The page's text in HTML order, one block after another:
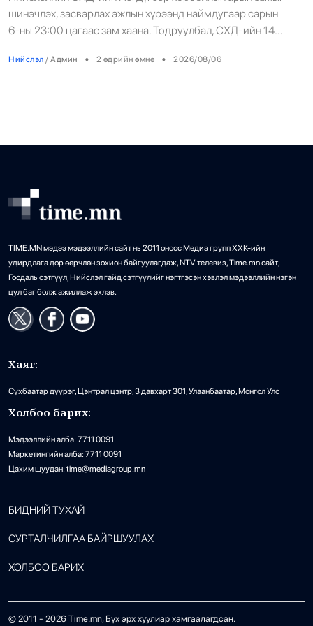
хөндлөн сэтэлгээ хийнэ
шинэчлэх, засварлах ажлын хүрээнд наймдугаар сарын
6-ны 23:00 цагаас зам хаана. Тодруулбал, СХД-ийн 14
байрнаас 12 дугаар байрны чиглэл дагуу борооны ус
Нийслэл / Админ • 2 өдрийн өмнө • 2026/08/06
TIME.MN мэдээ мэдээллийн сайт нь 2011 оноос Медиа групп ХХК-ийн
удирдлага дор өөрчлөн зохион байгуулагдаж, NTV телевиз, Time.mn сайт,
Гоодаль сэтгүүл, Нийслэл гайд сэтгүүлийг нэгтгэсэн хэвлэл мэдээллийн нэгэн
цул баг болж ажиллаж эхлэв.
Хаяг:
Сүхбаатар дүүрэг, Цэнтрал цэнтр, 3 давхарт 301, Улаанбаатар, Монгол Улс
Холбоо барих:
Мэдээллийн алба: 7711 0091
Маркетингийн алба: 7711 0091
Цахим шуудан: time@mediagroup.mn
БИДНИЙ ТУХАЙ
СУРТАЛЧИЛГАА БАЙРШУУЛАХ
ХОЛБОО БАРИХ
© 2011 - 2026 Time.mn, Бүх эрх хуулиар хамгаалагдсан.